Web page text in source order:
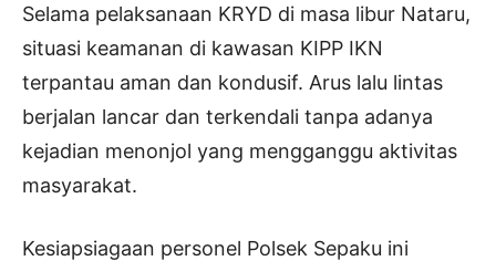
Selama pelaksanaan KRYD di masa libur Nataru,
situasi keamanan di kawasan KIPP IKN
terpantau aman dan kondusif. Arus lalu lintas
berjalan lancar dan terkendali tanpa adanya
kejadian menonjol yang mengganggu aktivitas
masyarakat.
Kesiapsiagaan personel Polsek Sepaku ini